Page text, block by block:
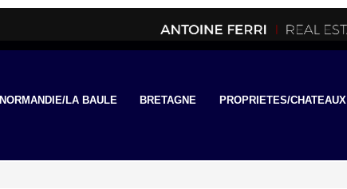
NORMANDIE/LA BAULE BRETAGNE PROPRIETES/CHATEAUX